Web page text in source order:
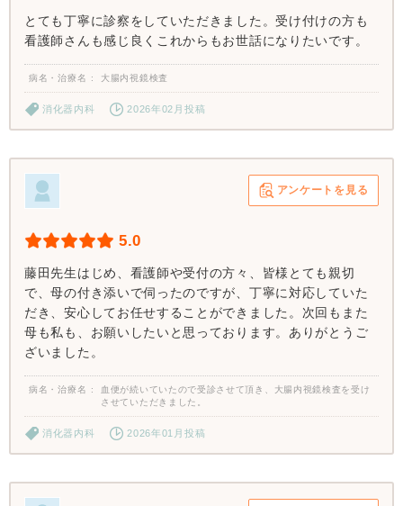
とても丁寧に診察をしていただきました。受け付けの方も
看護師さんも感じ良くこれからもお世話になりたいです。
病名・治療名 大腸内視鏡検査
消化器内科 2026年02月投稿
アンケートを見る
5.0
藤田先生はじめ、看護師や受付の方々、皆様とても親切
で、母の付き添いで伺ったのですが、丁寧に対応していた
だき、安心してお任せすることができました。次回もまた
母も私も、お願いしたいと思っております。ありがとうご
ざいました。
病名・治療名
血便が続いていたので受診させて頂き、大腸内視鏡検査を受け
させていただきました。
消化器内科 2026年01月投稿